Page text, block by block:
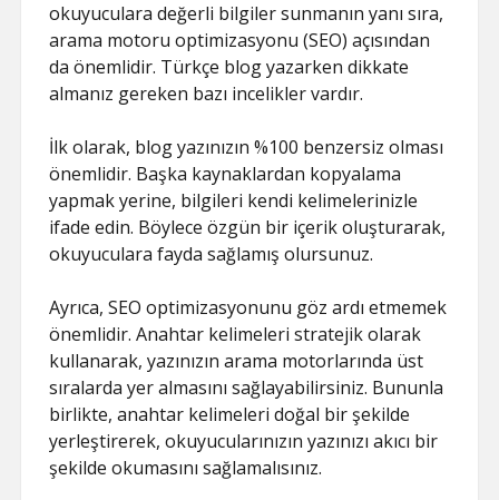
okuyuculara değerli bilgiler sunmanın yanı sıra,
arama motoru optimizasyonu (SEO) açısından
da önemlidir. Türkçe blog yazarken dikkate
almanız gereken bazı incelikler vardır.
İlk olarak, blog yazınızın %100 benzersiz olması
önemlidir. Başka kaynaklardan kopyalama
yapmak yerine, bilgileri kendi kelimelerinizle
ifade edin. Böylece özgün bir içerik oluşturarak,
okuyuculara fayda sağlamış olursunuz.
Ayrıca, SEO optimizasyonunu göz ardı etmemek
önemlidir. Anahtar kelimeleri stratejik olarak
kullanarak, yazınızın arama motorlarında üst
sıralarda yer almasını sağlayabilirsiniz. Bununla
birlikte, anahtar kelimeleri doğal bir şekilde
yerleştirerek, okuyucularınızın yazınızı akıcı bir
şekilde okumasını sağlamalısınız.